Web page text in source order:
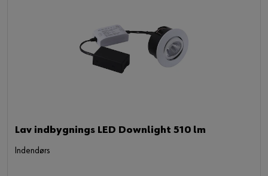
Lav indbygnings LED Downlight 510 lm
Indendørs